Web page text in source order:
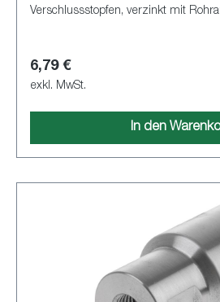
Verschlussstopfen, verzinkt mit
6,79 €
exkl. MwSt.
In den